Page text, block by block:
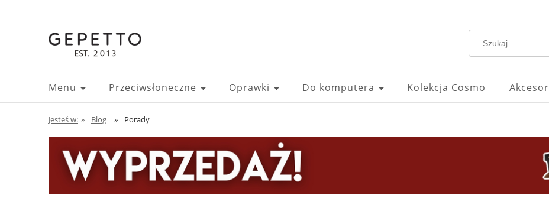
Menu Przeciwsłoneczne Oprawki Do komputera Kolekcja Cosmo
Jesteś w: » Blog » Porady